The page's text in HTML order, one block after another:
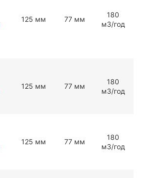
125 мм 77 мм
180
мЗ/год
125 мм 77 мм
180
мЗ/год
125 мм 77 мм
180
мЗ/год